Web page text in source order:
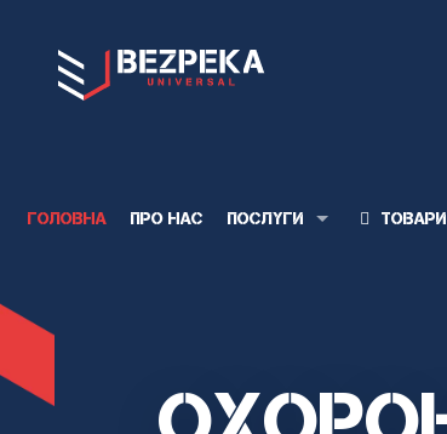
Головна Про нас Послуги Товари